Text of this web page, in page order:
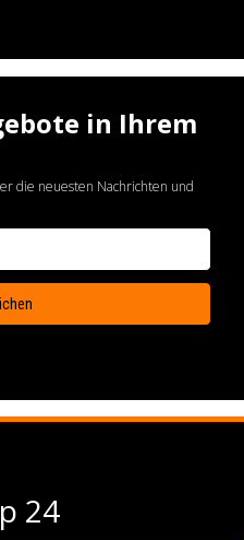
in Ihrem
die neuesten Nachrichten und
24